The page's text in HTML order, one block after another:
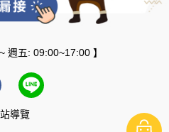
週五: 09:00~17:00 】
導覽